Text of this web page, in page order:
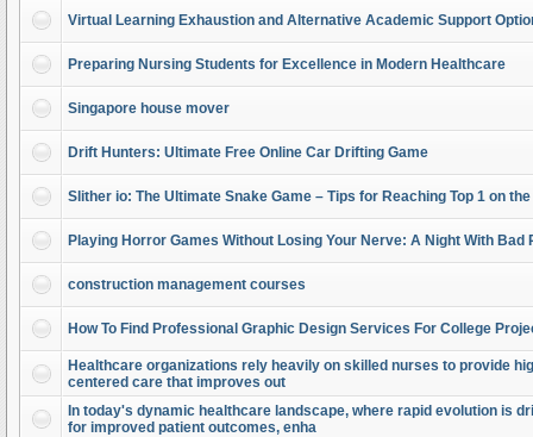
Virtual Learning Exhaustion and Alternative Academic Support
Preparing Nursing Students for Excellence in Modern Healthcare
Singapore house mover
Drift Hunters: Ultimate Free Online Car Drifting Game
Slither io: The Ultimate Snake Game – Tips for Reaching Top 1 on
Playing Horror Games Without Losing Your Nerve: A Night With Bad
construction management courses
How To Find Professional Graphic Design Services For College
Healthcare organizations rely heavily on skilled nurses to provide
centered care that improves out
In today's dynamic healthcare landscape, where rapid evolution is
for improved patient outcomes, enha